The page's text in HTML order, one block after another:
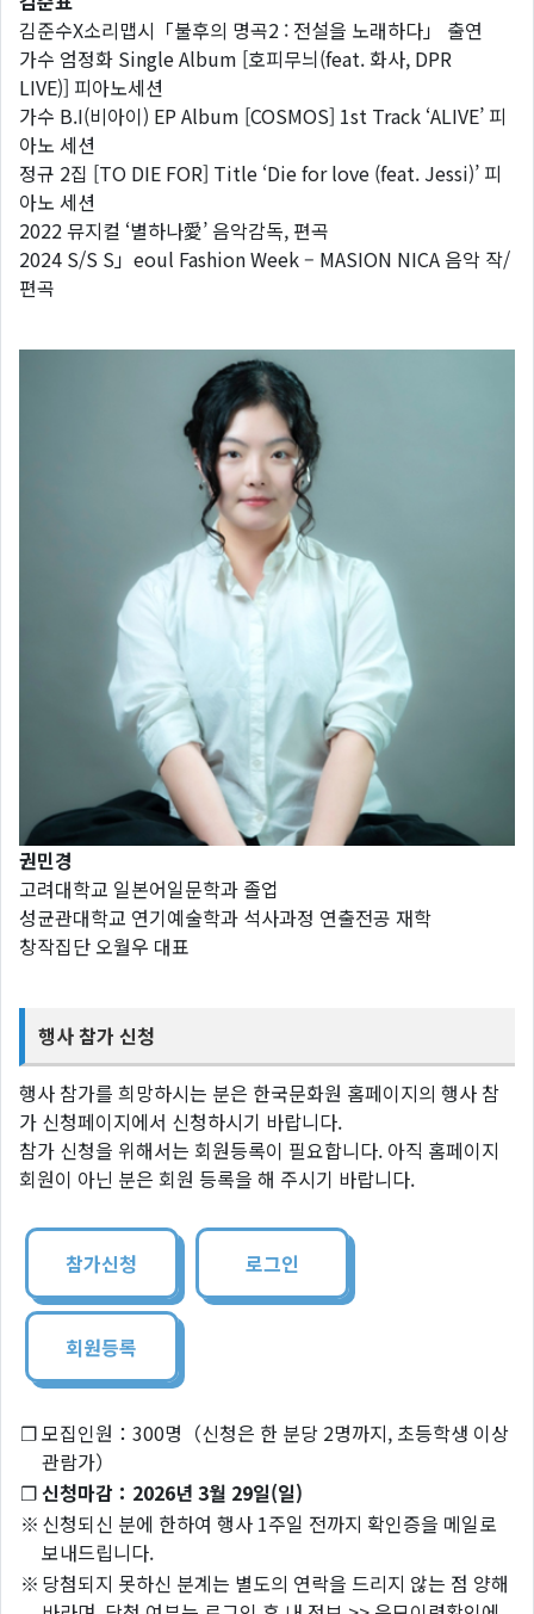
김준수X소리맵시「불후의 명곡2 : 전설을 노래하다」 출연
가수 엄정화 Single Album [호피무늬(feat. 화사, DPR
LIVE)] 피아노세션
가수 B.I(비아이) EP Album [COSMOS] 1st Track ‘ALIVE’ 피
아노 세션
정규 2집 [TO DIE FOR] Title ‘Die for love (feat. Jessi)’ 피
아노 세션
2022 뮤지컬 ‘별하나愛’ 음악감독, 편곡
2024 S/S S」eoul Fashion Week – MASION NICA 음악 작/
편곡
권민경
고려대학교 일본어일문학과 졸업
성균관대학교 연기예술학과 석사과정 연출전공 재학
창작집단 오월우 대표
행사 참가 신청
행사 참가를 희망하시는 분은 한국문화원 홈페이지의 행사 참
가 신청페이지에서 신청하시기 바랍니다.
참가 신청을 위해서는 회원등록이 필요합니다. 아직 홈페이지
회원이 아닌 분은 회원 등록을 해 주시기 바랍니다.
참가신청 로그인
회원등록
❐모집인원：300명（신청은 한 분당 2명까지, 초등학생 이상
관람가）
❐신청마감：2026년 3월 29일(일)
※ 신청되신 분에 한하여 행사 1주일 전까지 확인증을 메일로
보내드립니다.
※ 당첨되지 못하신 분계는 별도의 연락을 드리지 않는 점 양해